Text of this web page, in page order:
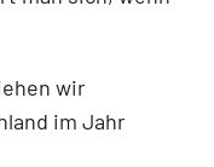
wir
im Jahr